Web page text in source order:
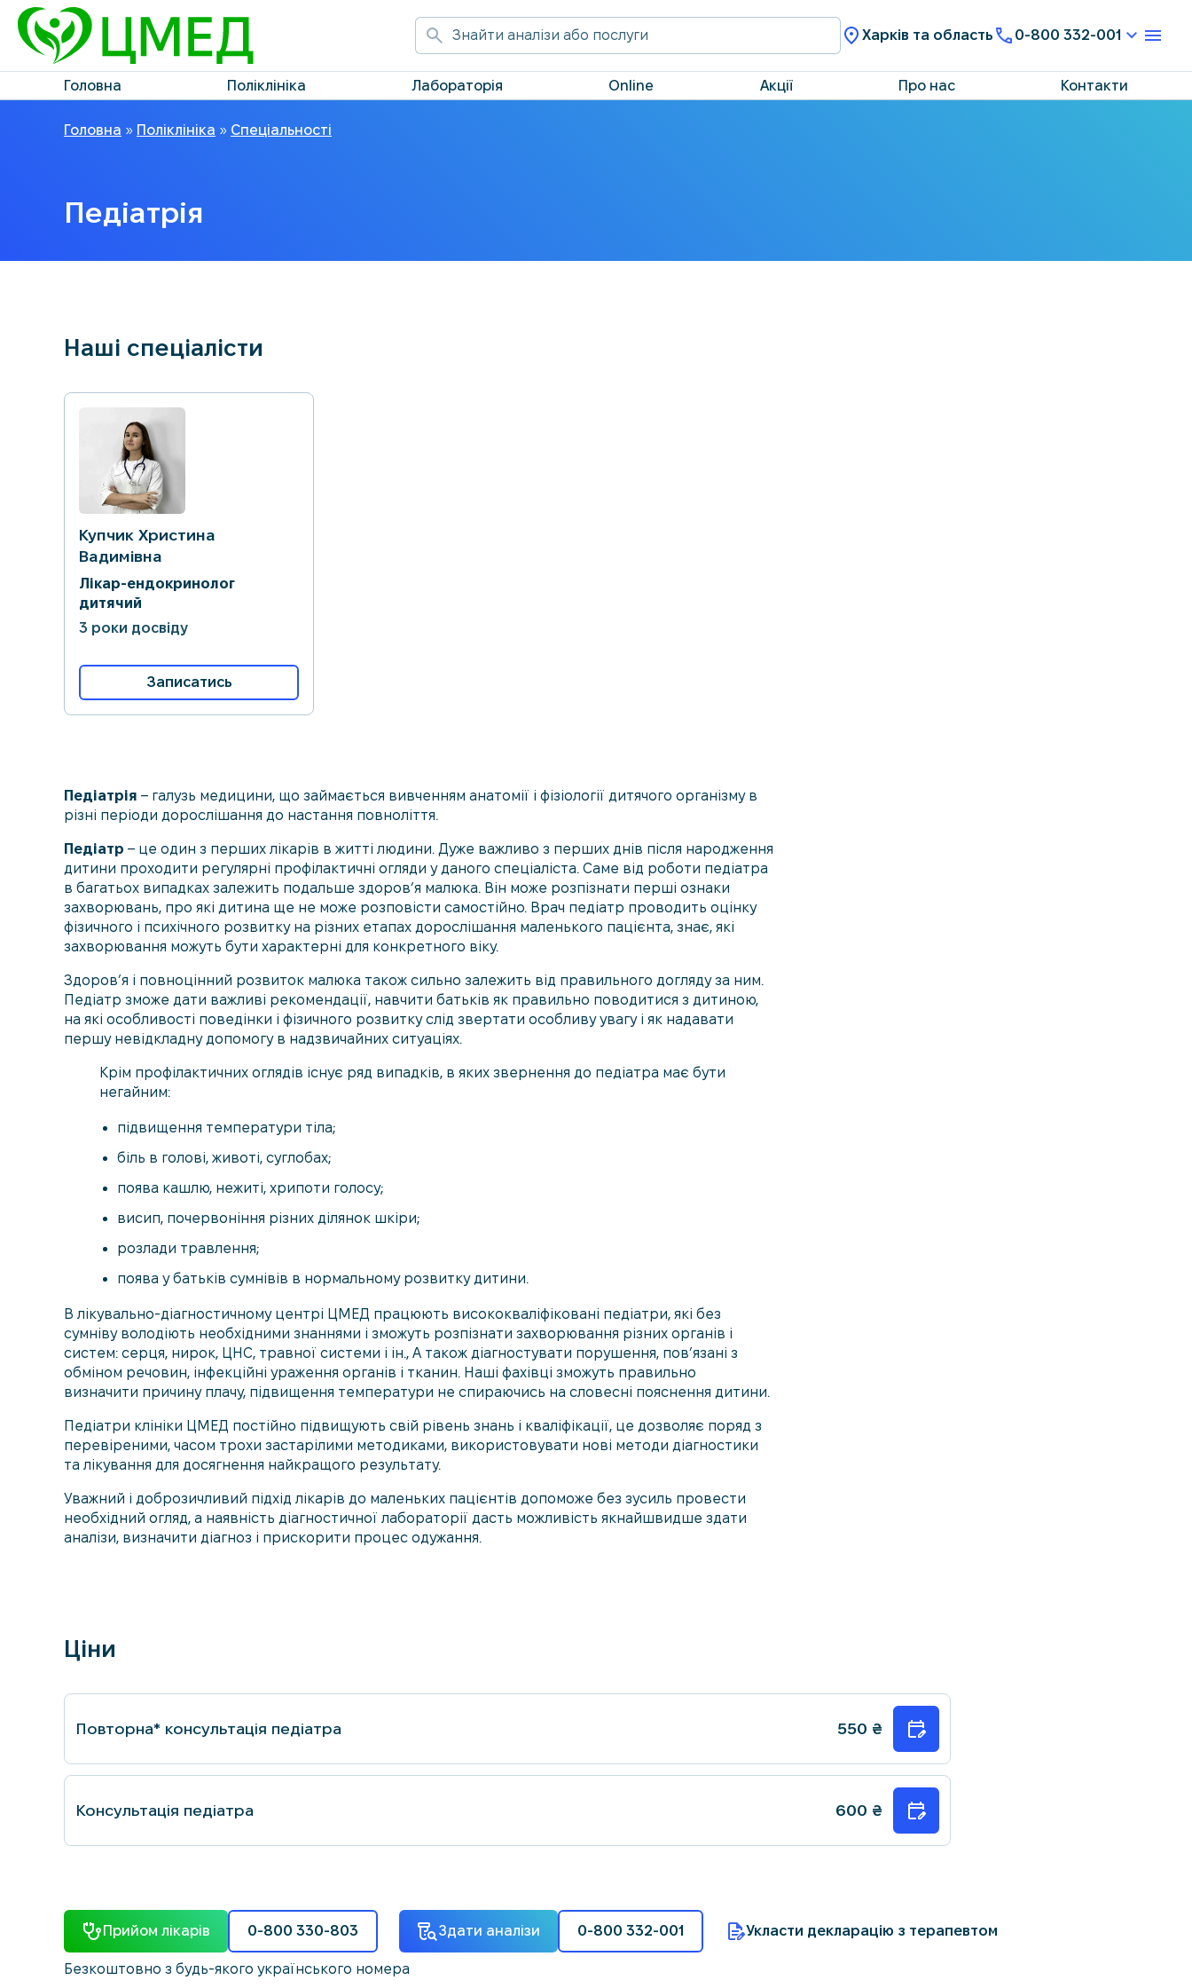
Харків та область 0-800 332-001
Головна Поліклініка Лабораторія Online Акції Про нас Контакти
Головна » Поліклініка » Спеціальності
Педіатрія
Наші спеціалісти
Купчик Христина
Вадимівна
Лікар-ендокринолог
дитячий
3 роки досвіду
Записатись
Педіатрія – галузь медицини, що займається вивченням анатомії і фізіології дитячого організму в
різні періоди дорослішання до настання повноліття.
Педіатр – це один з перших лікарів в житті людини. Дуже важливо з перших днів після народження
дитини проходити регулярні профілактичні огляди у даного спеціаліста. Саме від роботи педіатра
в багатьох випадках залежить подальше здоров’я малюка. Він може розпізнати перші ознаки
захворювань, про які дитина ще не може розповісти самостійно. Врач педіатр проводить оцінку
фізичного і психічного розвитку на різних етапах дорослішання маленького пацієнта, знає, які
захворювання можуть бути характерні для конкретного віку.
Здоров’я і повноцінний розвиток малюка також сильно залежить від правильного догляду за ним.
Педіатр зможе дати важливі рекомендації, навчити батьків як правильно поводитися з дитиною,
на які особливості поведінки і фізичного розвитку слід звертати особливу увагу і як надавати
першу невідкладну допомогу в надзвичайних ситуаціях.
Крім профілактичних оглядів існує ряд випадків, в яких звернення до педіатра має бути
негайним:
підвищення температури тіла;
біль в голові, животі, суглобах;
поява кашлю, нежиті, хрипоти голосу;
висип, почервоніння різних ділянок шкіри;
розлади травлення;
поява у батьків сумнівів в нормальному розвитку дитини.
В лікувально-діагностичному центрі ЦМЕД працюють висококваліфіковані педіатри, які без
сумніву володіють необхідними знаннями і зможуть розпізнати захворювання різних органів і
систем: серця, нирок, ЦНС, травної системи і ін., А також діагностувати порушення, пов’язані з
обміном речовин, інфекційні ураження органів і тканин. Наші фахівці зможуть правильно
визначити причину плачу, підвищення температури не спираючись на словесні пояснення дитини.
Педіатри клініки ЦМЕД постійно підвищують свій рівень знань і кваліфікації, це дозволяє поряд з
перевіреними, часом трохи застарілими методиками, використовувати нові методи діагностики
та лікування для досягнення найкращого результату.
Уважний і доброзичливий підхід лікарів до маленьких пацієнтів допоможе без зусиль провести
необхідний огляд, а наявність діагностичної лабораторії дасть можливість якнайшвидше здати
аналізи, визначити діагноз і прискорити процес одужання.
Ціни
Повторна* консультацiя педiатра 550 ₴
Консультацiя педiатра 600 ₴
Прийом лікарів 0-800 330-803 Здати аналізи 0-800 332-001
Безкоштовно з будь-якого українського номера
Укласти декларацію з терапевтом